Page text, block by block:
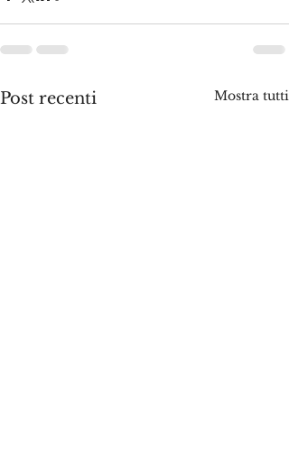
Post recenti Mostra tutti